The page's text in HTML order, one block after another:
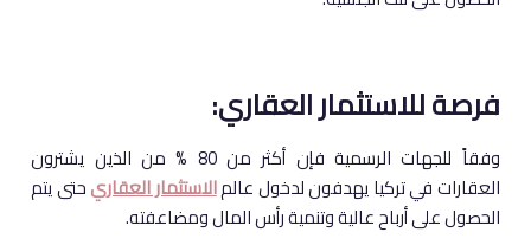
فرصة للاستثمار العقاري:
وفقاً للجهات الرسمية فإن أكثر من 80 % من الذين يشترون
العقارات في تركيا يهدفون لدخول عالمالاستثمار العقاريحتى يتم
الحصول على أرباح عالية وتنمية رأس المال ومضاعفته.